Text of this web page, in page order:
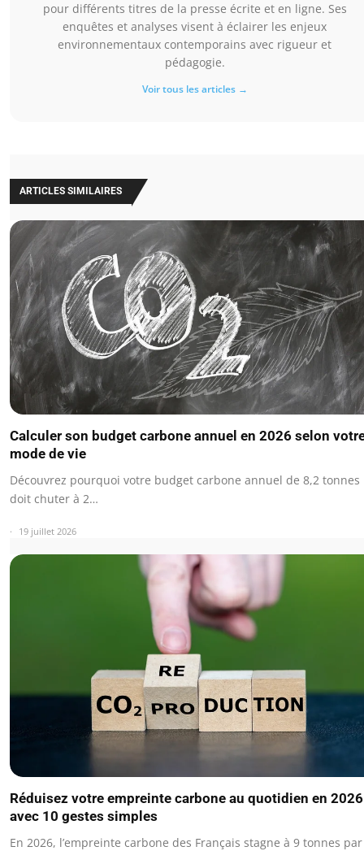
pour différents titres de la presse écrite et en ligne. Ses
enquêtes et analyses visent à éclairer les enjeux
environnementaux contemporains avec rigueur et
pédagogie.
Voir tous les articles →
ARTICLES SIMILAIRES
Calculer son budget carbone annuel en 2026 selon
mode de vie
Découvrez pourquoi votre budget carbone annuel de 8,2 tonnes
doit chuter à 2…
19 juillet 2026
Réduisez votre empreinte carbone au quotidien en 2026
avec 10 gestes simples
En 2026, l’empreinte carbone des Français stagne à 9 tonnes par